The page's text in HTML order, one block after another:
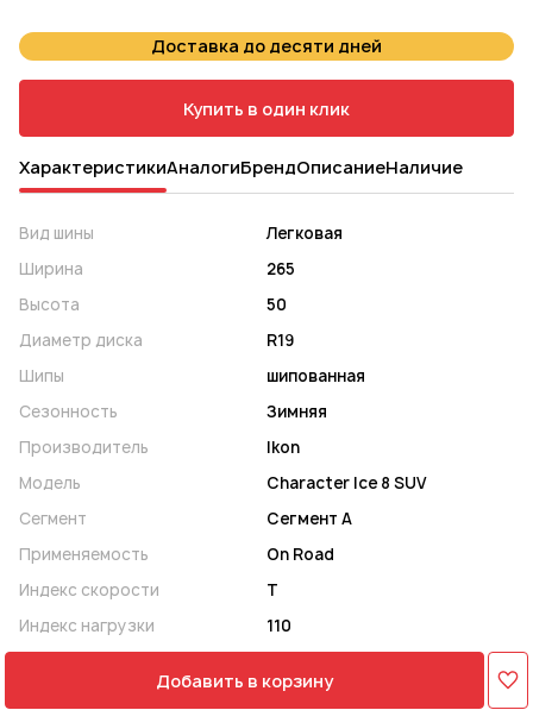
Доставка до десяти дней
Купить в один клик
ХарактеристикиАналогиБрендОписаниеНаличие
Вид шины
Легковая
Ширина
265
Высота
50
Диаметр диска
R19
Шипы
шипованная
Сезонность
Зимняя
Производитель
Ikon
Модель
Character Ice 8 SUV
Сегмент
Сегмент A
Применяемость
On Road
Индекс скорости
T
Индекс нагрузки
110
Добавить в корзину